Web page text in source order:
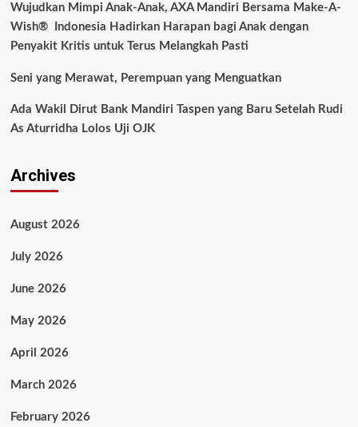
Wujudkan Mimpi Anak-Anak, AXA Mandiri Bersama Make-A-
Wish® Indonesia Hadirkan Harapan bagi Anak dengan
Penyakit Kritis untuk Terus Melangkah Pasti
Seni yang Merawat, Perempuan yang Menguatkan
Ada Wakil Dirut Bank Mandiri Taspen yang Baru Setelah Rudi
As Aturridha Lolos Uji OJK
Archives
August 2026
July 2026
June 2026
May 2026
April 2026
March 2026
February 2026